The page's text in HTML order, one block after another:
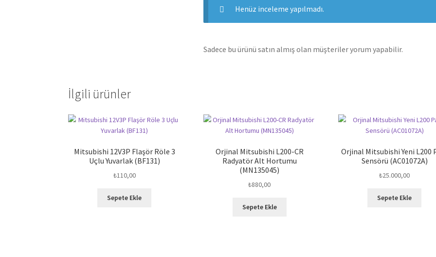
Henüz inceleme yapılmadı.
Sadece bu ürünü satın almış olan müşteriler yorum yapabilir.
İlgili ürünler
Mitsubishi 12V3P Flaşör Röle 3
Uçlu Yuvarlak (BF131)
₺110,00
Sepete Ekle
Orjinal Mitsubishi L200-CR
Radyatör Alt Hortumu
(MN135045)
₺880,00
Sepete Ekle
Orjinal Mitsubishi Yeni L200
Sensörü (AC01072A)
₺25.000,00
Sepete Ekle